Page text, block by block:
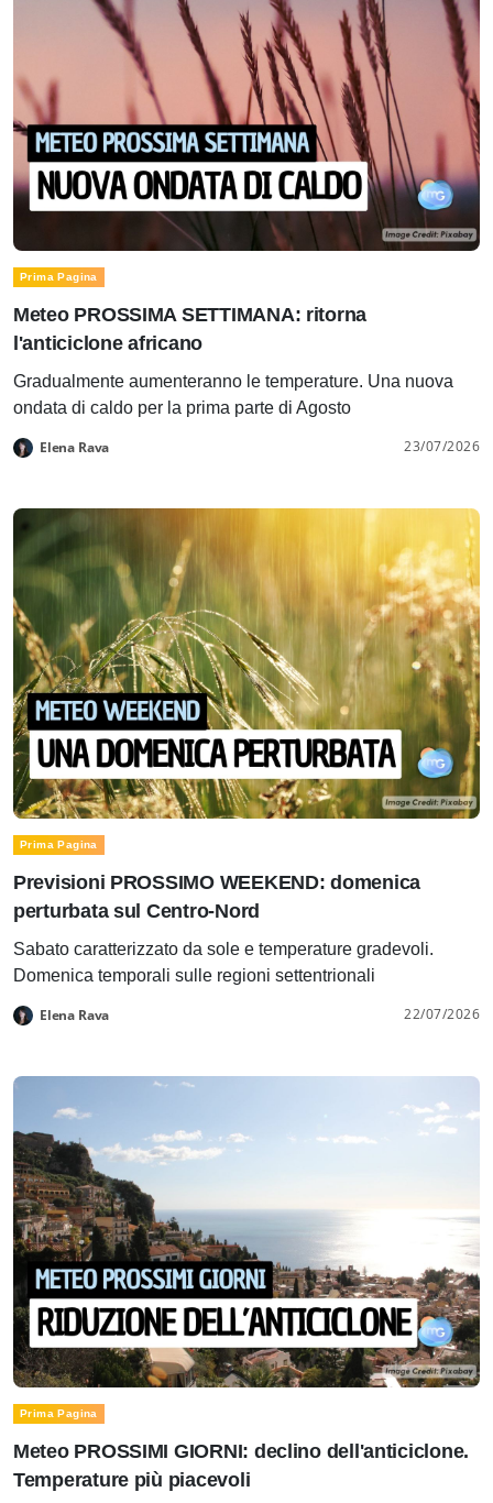
Prima Pagina
Meteo PROSSIMA SETTIMANA: ritorna
l'anticiclone africano
Gradualmente aumenteranno le temperature. Una nuova
ondata di caldo per la prima parte di Agosto
Elena Rava 23/07/2026
Prima Pagina
Previsioni PROSSIMO WEEKEND: domenica
perturbata sul Centro-Nord
Sabato caratterizzato da sole e temperature gradevoli.
Domenica temporali sulle regioni settentrionali
Elena Rava 22/07/2026
Prima Pagina
Meteo PROSSIMI GIORNI: declino dell'anticiclone.
Temperature più piacevoli